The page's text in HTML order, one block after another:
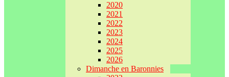
2020
2021
2022
2023
2024
2025
2026
Dimanche en Baronnies